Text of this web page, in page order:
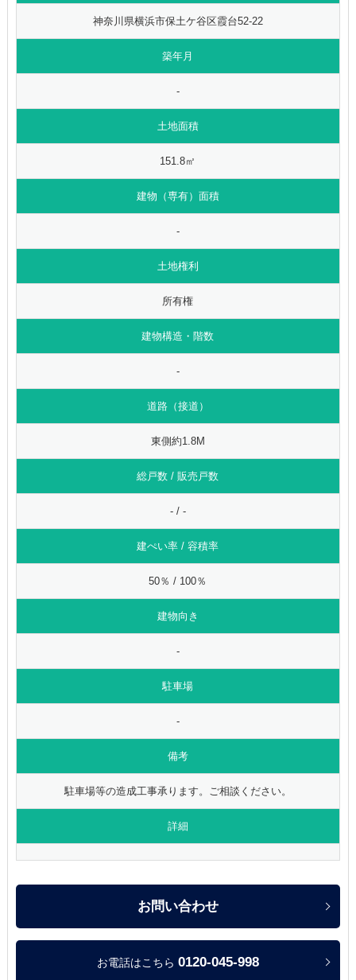
神奈川県横浜市保土ケ谷区霞台52-22
築年月
-
土地面積
151.8㎡
建物（専有）面積
-
土地権利
所有権
建物構造・階数
-
道路（接道）
東側約1.8M
総戸数 / 販売戸数
- / -
建ぺい率 / 容積率
50％ / 100％
建物向き
-
駐車場
-
備考
駐車場等の造成工事承ります。ご相談ください。
詳細
お問い合わせ
お電話はこちら 0120-045-998